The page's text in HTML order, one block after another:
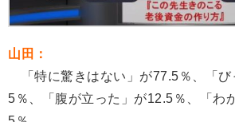
山田：
「特に驚きはない」が77.5％、「び
5％、「腹が立った」が12.5％、「わ